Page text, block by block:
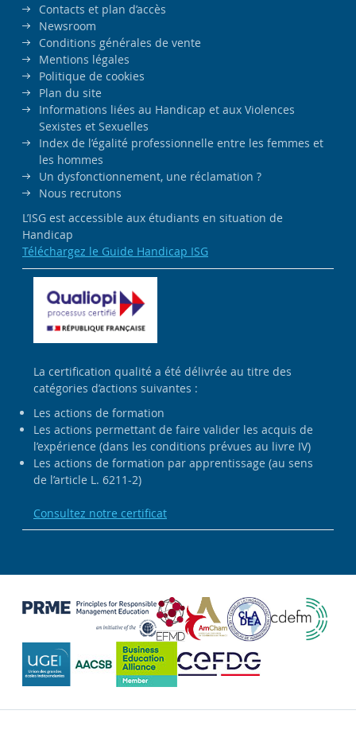
Contacts et plan d’accès
Newsroom
Conditions générales de vente
Mentions légales
Politique de cookies
Plan du site
Informations liées au Handicap et aux Violences
Sexistes et Sexuelles
Index de l’égalité professionnelle entre les femmes et
les hommes
Un dysfonctionnement, une réclamation ?
Nous recrutons
L’ISG est accessible aux étudiants en situation de
Handicap
Téléchargez le Guide Handicap ISG
La certification qualité a été délivrée au titre des
catégories d’actions suivantes :
Les actions de formation
Les actions permettant de faire valider les acquis de
l’expérience (dans les conditions prévues au livre IV)
Les actions de formation par apprentissage (au sens
de l’article L. 6211-2)
Consultez notre certificat